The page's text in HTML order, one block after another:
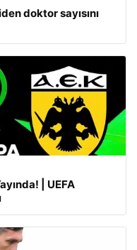
doktor sayısını
| UEFA